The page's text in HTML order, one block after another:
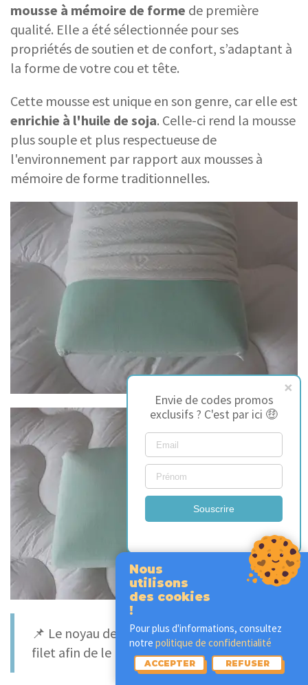
mousse à mémoire de forme de première
qualité. Elle a été sélectionnée pour ses
propriétés de soutien et de confort, s’adaptant à
la forme de votre cou et tête.
Cette mousse est unique en son genre, car elle est
enrichie à l'huile de soja. Celle-ci rend la mousse
plus souple et plus respectueuse de
l'environnement par rapport aux mousses à
mémoire de forme traditionnelles.
📌 Le noyau de mousse est entouré d’un
filet afin de le protéger des dommages.
Envie de codes promos
exclusifs ? C'est par ici 🤑
Souscrire
Nous
utilisons
des cookies
!
Pour plus d'informations, consultez
notre politique de confidentialité
ACCEPTER REFUSER